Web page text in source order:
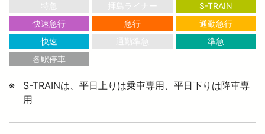
おでかけ
より安全に・快適に
ニュースルーム
特急 拝島ライナー
S-TRAIN
快速急行
急行
通勤急行
快速
通勤準急
準急
各駅停車
S-TRAINは、平日上りは乗車専用、平日下りは降車専
用